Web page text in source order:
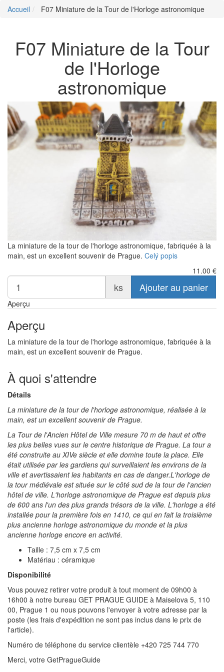
Accueil F07 Miniature de la Tour de l'Horloge astronomique
F07 Miniature de la Tour
de l'Horloge
astronomique
La miniature de la tour de l'horloge astronomique, fabriquée à la
main, est un excellent souvenir de Prague. Celý popis
11.00 €
ks Ajouter au panier
Aperçu
Aperçu
La miniature de la tour de l'horloge astronomique, fabriquée à la
main, est un excellent souvenir de Prague.
À quoi s'attendre
Détails
La miniature de la tour de l'horloge astronomique, réalisée à la
main, est un excellent souvenir de Prague.
La Tour de l'Ancien Hôtel de Ville mesure 70 m de haut et offre
les plus belles vues sur le centre historique de Prague. La tour a
été construite au XIVe siècle et elle domine toute la place. Elle
était utilisée par les gardiens qui surveillaient les environs de la
ville et avertissaient les habitants en cas de danger.L'horloge de
la tour médiévale est située sur le côté sud de la tour de l'ancien
hôtel de ville. L'horloge astronomique de Prague est depuis plus
de 600 ans l'un des plus grands trésors de la ville. L'horloge a été
installée pour la première fois en 1410, ce qui en fait la troisième
plus ancienne horloge astronomique du monde et la plus
ancienne horloge encore en activité.
Taille : 7,5 cm x 7,5 cm
Matériau : céramique
Disponibilité
Vous pouvez retirer votre produit à tout moment de 09h00 à
16h00 à notre bureau GET PRAGUE GUIDE à Maiselova 5, 110
00, Prague 1 ou nous pouvons l'envoyer à votre adresse par la
poste (les frais d'expédition ne sont pas inclus dans le prix de
l'article).
Numéro de téléphone du service clientèle +420 725 744 770
Merci, votre GetPragueGuide